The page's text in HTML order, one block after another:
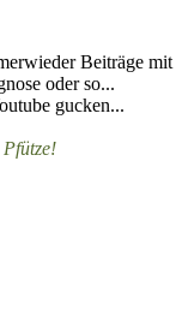
Beiträge
oder so...
gucken...